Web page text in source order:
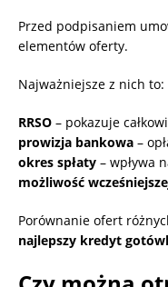
Przed podpisaniem
elementów oferty.
Najważniejsze z nich to:
RRSO – pokazuje
prowizja bankowa –
okres spłaty – wpływa
możliwość
Porównanie ofert
najlepszy kredyt